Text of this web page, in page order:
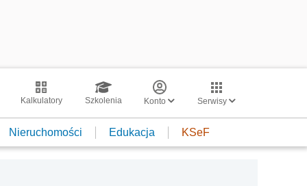
Kalkulatory Szkolenia Konto Serwisy
Nieruchomości Edukacja KSeF